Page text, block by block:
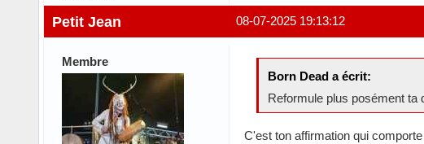
08-07-2025 19:13:12
Petit Jean
Membre
Born Dead a écrit:
Reformule plus posément ta
C'est ton affirmation qui